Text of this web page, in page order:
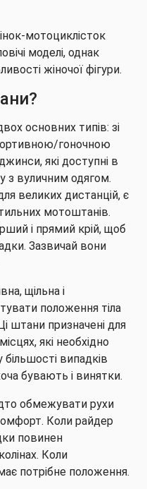
мотоциклісток
моделі, однак
жіночої фігури.
основних типів: зі
гоночною
які доступні в
з вуличним одягом.
великих дистанцій, є
мотоштанів.
і прямий крій, щоб
Зазвичай вони
щільна і
положення тіла
штани призначені для
які необхідно
випадків
бувають і винятки.
обмежувати рухи
Коли райдер
повинен
Коли
потрібне положення.